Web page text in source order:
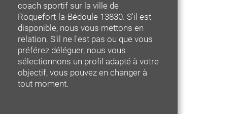
coach sportif sur la ville de
Roquefort-la-Bédoule 13830. S'il est
disponible, nous vous mettons en
relation. S'il ne l'est pas ou que vous
préférez déléguer, nous vous
sélectionnons un profil adapté à votre
objectif, vous pouvez en changer à
tout moment.